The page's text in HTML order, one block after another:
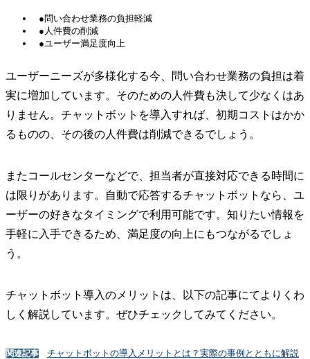
●問い合わせ業務の負担軽減
●人件費の削減
●ユーザー満足度向上
ユーザーニーズが多様化する今、問い合わせ業務の負担は着
実に増加しています。そのための人件費も決して少なくはあ
りません。チャットボットを導入すれば、初期コストはかか
るものの、その後の人件費は削減できるでしょう。
またコールセンターなどで、担当者が直接対応できる時間に
は限りがあります。自動で応答するチャットボットなら、ユ
ーザーの好きなタイミングで利用可能です。知りたい情報を
手軽に入手できるため、満足度の向上にもつながるでしょ
う。
チャットボット導入のメリットは、以下の記事にてよりくわ
しく解説しています。ぜひチェックしてみてください。
関連記事 チャットボットの導入メリットとは？実際の事例とともに解説